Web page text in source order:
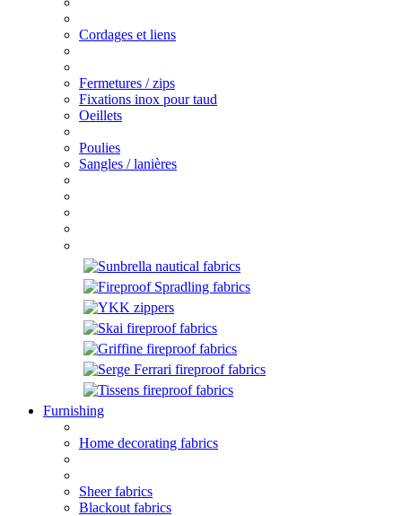
Cordages et liens
Fermetures / zips
Fixations inox pour taud
Oeillets
Poulies
Sangles / lanières
Furnishing
Home decorating fabrics
Sheer fabrics
Blackout fabrics